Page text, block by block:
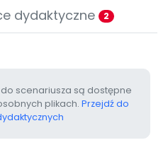
dydaktyczne 2
scenariusza są dostępne
plikach. Przejdź do